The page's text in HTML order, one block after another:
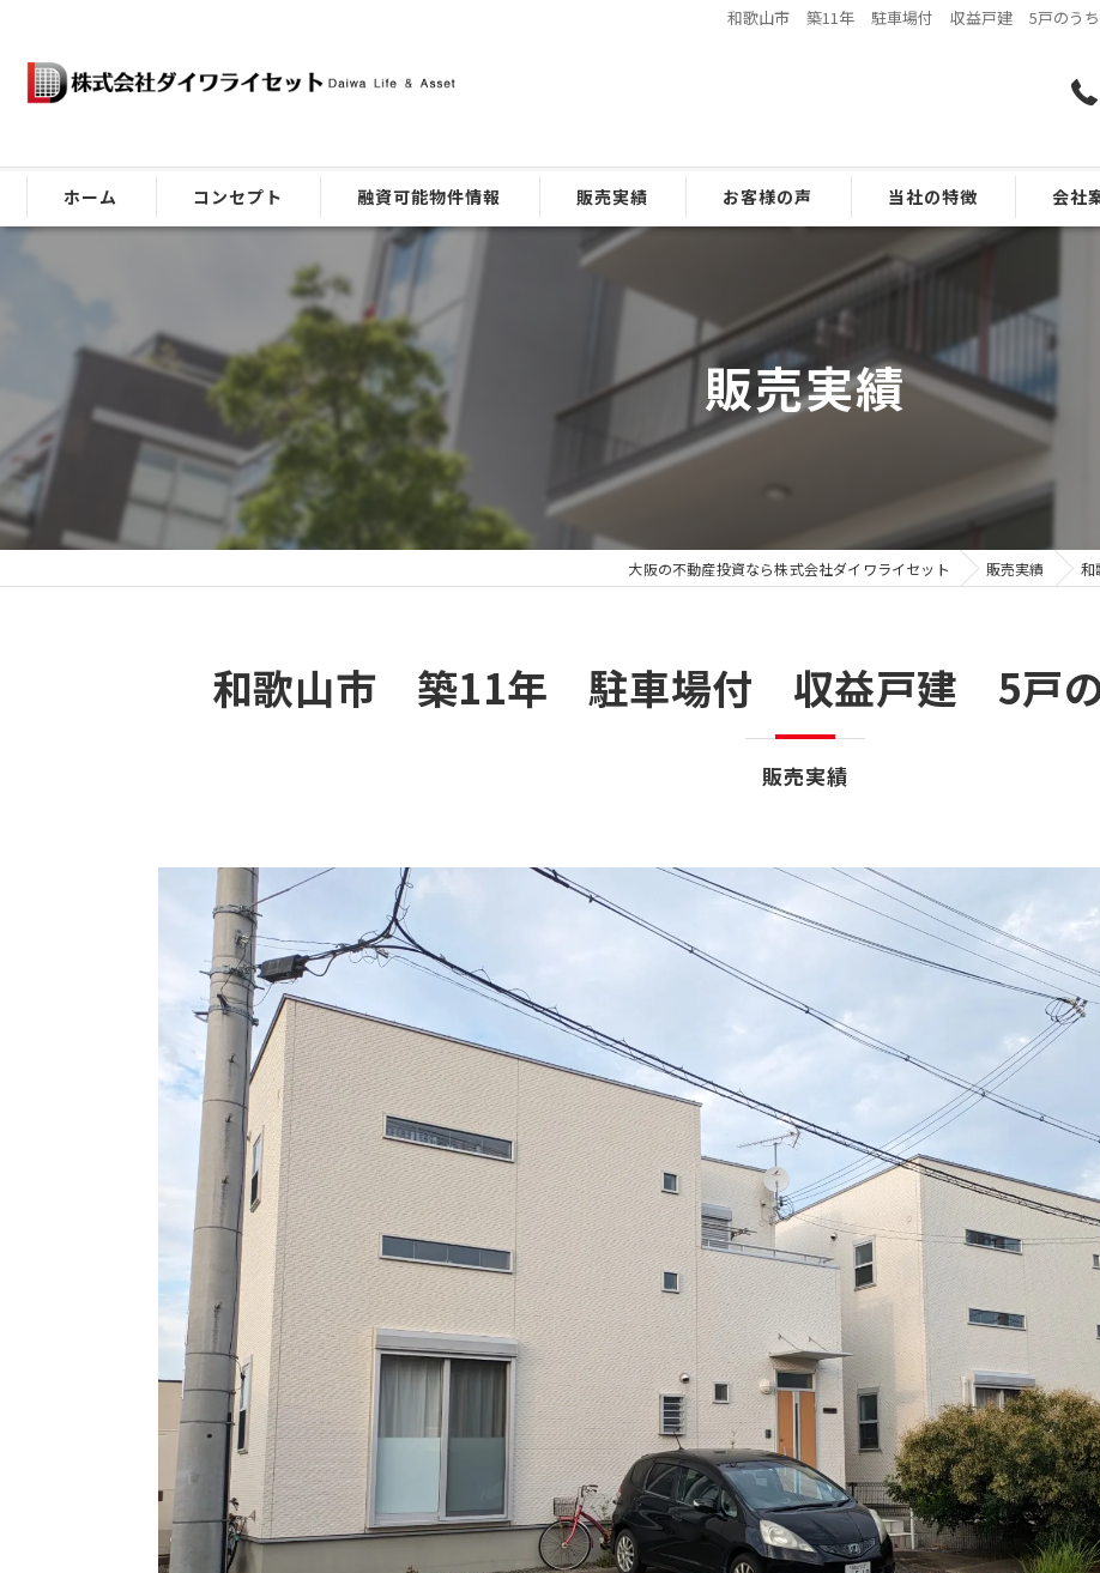
和歌山市 築11年 駐車場付 収益戸建 5戸のうち2
ホーム コンセプト 融資可能物件情報 販売実績 お客様の声 当社の特徴
区分マンション
管理
会社
販売実績
大阪の不動産投資なら株式会社ダイワライセット 販売実績
販売実績
和歌山市 築11年 駐車場付 収益戸建 5戸